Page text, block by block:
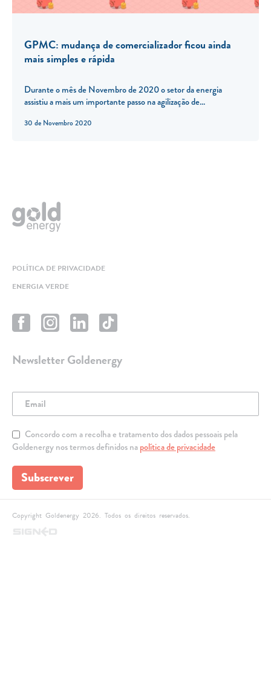
30 de Novembro 2020
GPMC: mudança de comercializador ficou ainda
mais simples e rápida
Durante o mês de Novembro de 2020 o setor da energia
assistiu a mais um importante passo na agilização de...
POLÍTICA DE PRIVACIDADE
ENERGIA VERDE
Newsletter Goldenergy
Concordo com a recolha e tratamento dos dados pessoais pela
Goldenergy nos termos definidos napolítica de privacidade
Subscrever
Copyright Goldenergy 2026. Todos os direitos reservados.